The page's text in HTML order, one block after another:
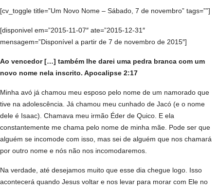
[cv_toggle title=”Um Novo Nome – Sábado, 7 de novembro” tags=””]
[disponivel em=”2015-11-07″ ate=”2015-12-31″
mensagem=”Disponível a partir de 7 de novembro de 2015″]
Ao vencedor […] também lhe darei uma pedra branca com um
novo nome nela inscrito. Apocalipse 2:17
Minha avó já chamou meu esposo pelo nome de um namorado que
tive na adolescência. Já chamou meu cunhado de Jacó (e o nome
dele é Isaac). Chamava meu irmão Éder de Quico. E ela
constantemente me chama pelo nome de minha mãe. Pode ser que
alguém se incomode com isso, mas sei de alguém que nos chamará
por outro nome e nós não nos incomodaremos.
Na verdade, até desejamos muito que esse dia chegue logo. Isso
acontecerá quando Jesus voltar e nos levar para morar com Ele no